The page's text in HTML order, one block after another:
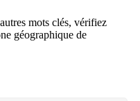
mots clés, vérifiez
géographique de